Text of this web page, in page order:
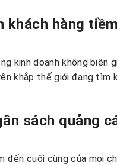
khách hàng
kinh doanh không biên
khắp thế giới đang tìm
sách quảng
đến cuối cùng của mọi